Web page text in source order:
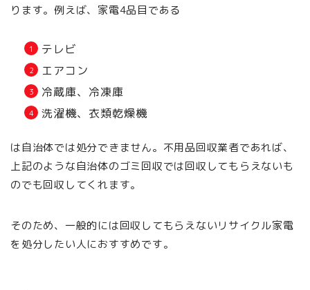
ります。例えば、家電4品目である
テレビ
エアコン
冷蔵庫、冷凍庫
洗濯機、衣類乾燥機
は自治体では処分できません。不用品回収業者であれば、
上記のような自治体のゴミ回収では回収してもらえないも
のでも回収してくれます。
そのため、一般的には回収してもらえないリサイクル家電
を処分したい人におすすめです。